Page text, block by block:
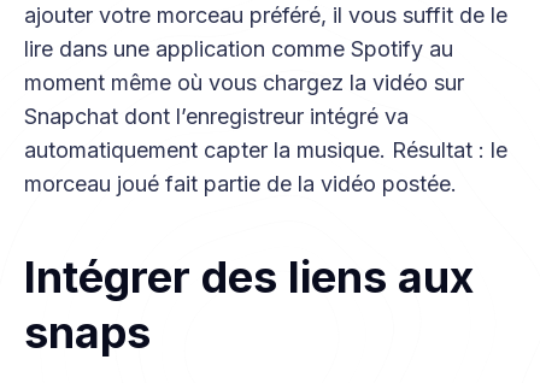
ajouter votre morceau préféré, il vous suffit de le
lire dans une application comme Spotify au
moment même où vous chargez la vidéo sur
Snapchat dont l’enregistreur intégré va
automatiquement capter la musique. Résultat : le
morceau joué fait partie de la vidéo postée.
Intégrer des liens aux
snaps